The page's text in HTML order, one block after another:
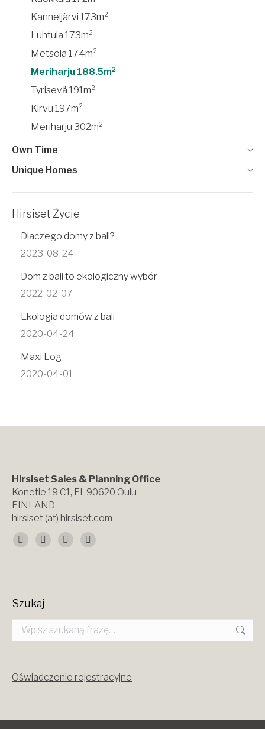
Kanneljärvi 173m²
Luhtula 173m²
Metsola 174m²
Meriharju 188.5m²
Tyrisevä 191m²
Kirvu 197m²
Meriharju 302m²
Own Time
Unique Homes
Hirsiset Życie
Dlaczego domy z bali?
2023-08-24
Dom z bali to ekologiczny wybór
2022-02-07
Ekologia domów z bali
2020-04-24
Maxi Log
2020-04-01
Hirsiset Sales & Planning Office
Konetie 19 C1, FI-90620 Oulu
FINLAND
hirsiset (at) hirsiset.com
Znajdź nas na:
Facebook
new
X
in
new
YouTube
new
Instagram
new
Szukaj
Szukaj:
Oświadczenie rejestracyjne